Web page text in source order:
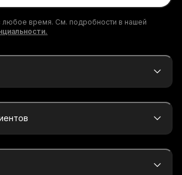
любое время. См. подробности в нашей